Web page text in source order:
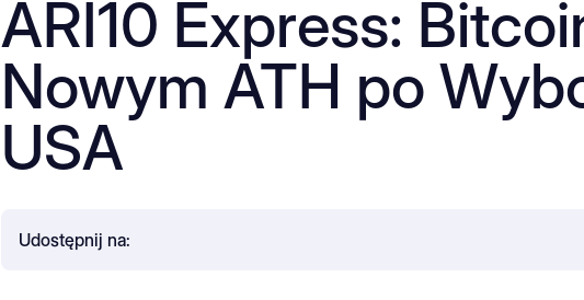
ARI10 Express:
Nowym ATH po
USA
Udostępnij na: